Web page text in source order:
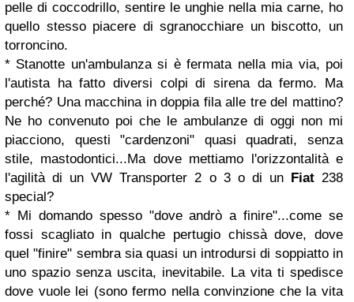
pelle di coccodrillo, sentire le unghie nella mia carne, ho
quello stesso piacere di sgranocchiare un biscotto, un
torroncino.
* Stanotte un'ambulanza si è fermata nella mia via, poi
l'autista ha fatto diversi colpi di sirena da fermo. Ma
perché? Una macchina in doppia fila alle tre del mattino?
Ne ho convenuto poi che le ambulanze di oggi non mi
piacciono, questi "cardenzoni" quasi quadrati, senza
stile, mastodontici...Ma dove mettiamo l'orizzontalità e
l'agilità di un VW Transporter 2 o 3 o di un Fiat238
special?
* Mi domando spesso "dove andrò a finire"...come se
fossi scagliato in qualche pertugio chissà dove, dove
quel "finire" sembra sia quasi un introdursi di soppiatto in
uno spazio senza uscita, inevitabile. La vita ti spedisce
dove vuole lei (sono fermo nella convinzione che la vita